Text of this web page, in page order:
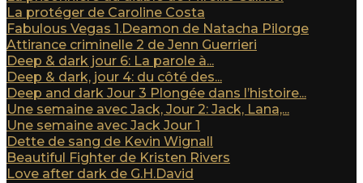
La protéger de Caroline Costa
Fabulous Vegas 1.Deamon de Natacha Pilorge
Attirance criminelle 2 de Jenn Guerrieri
Deep & dark jour 6: La parole à...
Deep & dark, jour 4: du côté des...
Deep and dark Jour 3 Plongée dans l’histoire...
Une semaine avec Jack, Jour 2: Jack, Lana,...
Une semaine avec Jack Jour 1
Dette de sang de Kevin Wignall
Beautiful Fighter de Kristen Rivers
Love after dark de G.H.David